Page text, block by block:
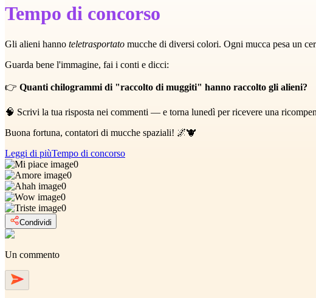
Tempo di concorso
Gli alieni hanno teletrasportato mucche di diversi colori. Ogni mucca pesa un
Guarda bene l'immagine, fai i conti e dicci:
👉 Quanti chilogrammi di "raccolto di muggiti" hanno raccolto gli alieni?
🧠 Scrivi la tua risposta nei commenti — e torna lunedì per ricevere una
Buona fortuna, contatori di mucche spaziali! 🌌🐮
Leggi di piùTempo di concorso
0
0
0
0
0
Condividi
Un commento